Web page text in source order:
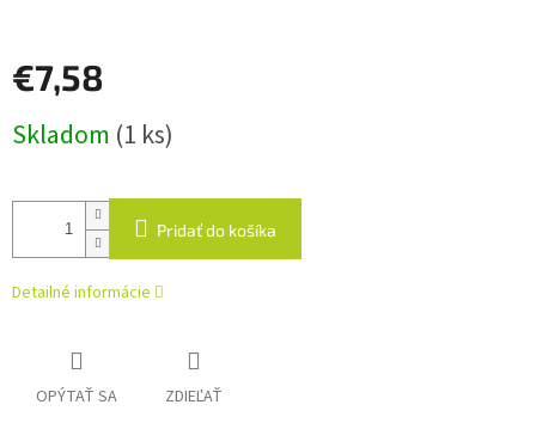
€7,58
cena:
Skladom (1 ks)
Pridať do košíka
Detailné informácie
OPÝTAŤ SA ZDIEĽAŤ